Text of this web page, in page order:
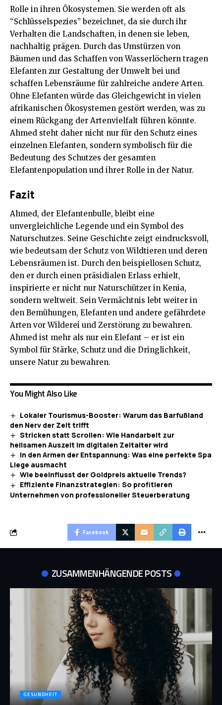
Rolle in ihren Ökosystemen. Sie werden oft als
“Schlüsselspezies” bezeichnet, da sie durch ihr
Verhalten die Landschaften, in denen sie leben,
nachhaltig prägen. Durch das Umstürzen von
Bäumen und das Schaffen von Wasserlöchern tragen
Elefanten zur Gestaltung der Umwelt bei und
schaffen Lebensräume für zahlreiche andere Arten.
Ohne Elefanten würde das Gleichgewicht in vielen
afrikanischen Ökosystemen gestört werden, was zu
einem Rückgang der Artenvielfalt führen könnte.
Ahmed steht daher nicht nur für den Schutz eines
einzelnen Elefanten, sondern symbolisch für die
Bedeutung des Schutzes der gesamten
Elefantenpopulation und ihrer Rolle in der Natur.
Fazit
Ahmed, der Elefantenbulle, bleibt eine
unvergleichliche Legende und ein Symbol des
Naturschutzes. Seine Geschichte zeigt eindrucksvoll,
wie bedeutsam der Schutz von Wildtieren und deren
Lebensräumen ist. Durch den beispiellosen Schutz,
den er durch einen präsidialen Erlass erhielt,
inspirierte er nicht nur Naturschützer in Kenia,
sondern weltweit. Sein Vermächtnis lebt weiter in
den Bemühungen, Elefanten und andere gefährdete
Arten vor Wilderei und Zerstörung zu bewahren.
Ahmed ist mehr als nur ein Elefant – er ist ein
Symbol für Stärke, Schutz und die Dringlichkeit,
unsere Natur zu bewahren.
You Might Also Like
Lokaler Tourismus-Booster: Warum das Barfußland
den Nerv der Zeit trifft
Stricken statt Scrollen: Wie Handarbeit zur
heilsamen Auszeit im digitalen Zeitalter wird
In den Armen der Entspannung: Was eine perfekte Spa
Liege ausmacht
Wie beeinflusst der Goldpreis aktuelle Trends?
Effiziente Finanzstrategien: So profitieren
Unternehmen von professioneller Steuerberatung
Facebook
ZUSAMMENHÄNGENDE POSTS
GESUNDHEIT